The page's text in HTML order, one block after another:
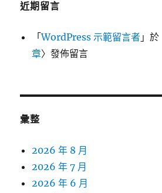
近期留言
「WordPress 示範留言者 」
章〉發佈留言
彙整
2026 年 8 月
2026 年 7 月
2026 年 6 月